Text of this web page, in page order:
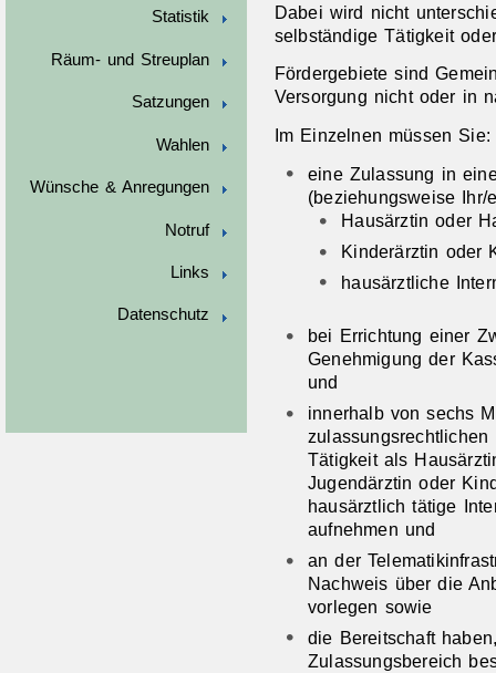
Statistik
Räum- und Streuplan
Satzungen
Wahlen
Wünsche & Anregungen
Notruf
Links
Datenschutz
Dabei wird nicht
selbständige Tätigkeit
Fördergebiete sind
Versorgung nicht oder in
Im Einzelnen müssen Sie:
eine Zulassung in
(beziehungsweise
Hausärztin oder
Kinderärztin oder
hausärztliche
bei Errichtung einer
Genehmigung der
und
innerhalb von sechs
Tätigkeit als
Jugendärztin oder
hausärztlich tätige
aufnehmen und
an der
Nachweis über die
vorlegen sowie
die Bereitschaft
Zulassungsbereich